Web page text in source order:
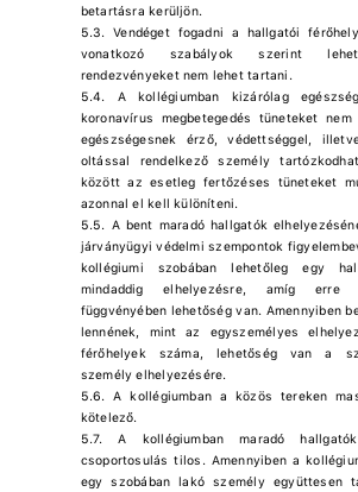
betartásra kerüljön.
5.3. Vendéget fogadni a hallgatói
vonatkozó szabályok szerint
rendezvényeket nem lehet tartani.
5.4. A kollégiumban kizárólag
koronavírus megbetegedés tüneteket
egészségesnek érző, védettséggel,
oltással rendelkező személy
között az esetleg fertőzéses tüneteket
azonnal el kell különíteni.
5.5. A bent maradó hallgatók
járványügyi védelmi szempontok
kollégiumi szobában lehetőleg egy
mindaddig elhelyezésre, amíg erre
függvényében lehetőség van. Amennyiben
lennének, mint az egyszemélyes
férőhelyek száma, lehetőség van a
személy elhelyezésére.
5.6. A kollégiumban a közös tereken
kötelező.
5.7. A kollégiumban maradó
csoportosulás tilos. Amennyiben a
egy szobában lakó személy együttesen